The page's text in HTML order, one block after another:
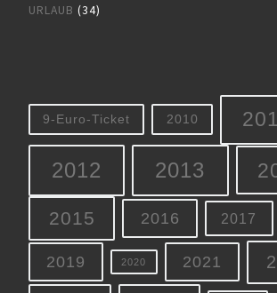
URLAUB (34)
9-Euro-Ticket 2010
2012 2013
2015 2016 2017
2019 2020 2021